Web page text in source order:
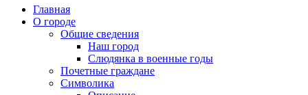
Главная
О городе
Общие сведения
Наш город
Слюдянка в военные годы
Почетные граждане
Символика